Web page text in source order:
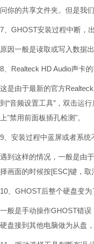
问你的共享文件夹。但是我
7、GHOST安装过程中断，
原因一般是读取或写入数据
8、Realteck HD Audio声卡
这是由于最新的官方
到“音频设置工具”，双击运
上"禁用前面板插孔检测"。
9、安装过程中蓝屏或者系统
遇到这样的情况，一般是由
择画面的时候按[ESC]键，取
10、GHOST后整个硬盘变为
一般是手动操作GHOST错
硬盘接到其他电脑做为从盘